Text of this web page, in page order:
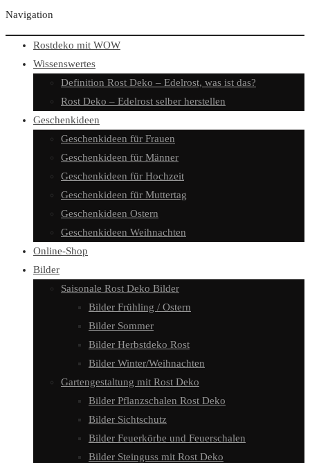
Navigation
Rostdeko mit WOW
Wissenswertes
Definition Rost Deko – Edelrost, was ist das?
Rost Deko – Edelrost selber herstellen
Geschenkideen
Geschenkideen für Frauen
Geschenkideen für Männer
Geschenkideen für Hochzeit
Geschenkideen für Muttertag
Geschenkideen Ostern
Geschenkideen Weihnachten
Online-Shop
Bilder
Saisonale Rost Deko Bilder
Bilder Frühling / Ostern
Bilder Sommer
Bilder Herbstdeko Rost
Bilder Winter/Weihnachten
Gartengestaltung mit Rost Deko
Bilder Pflanzschalen Rost Deko
Bilder Sichtschutz
Bilder Feuerkörbe und Feuerschalen
Bilder Steinguss mit Rost Deko